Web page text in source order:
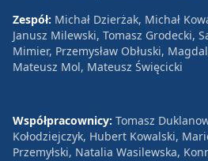
Zespół: Michał Dzierżak, Michał
Janusz Milewski, Tomasz Grodecki,
Mimier, Przemysław Obłuski,
Mateusz Mol, Mateusz Święcicki
Współpracownicy: Tomasz
Kołodziejczyk, Hubert Kowalski,
Przemyłski, Natalia Wasilewska,